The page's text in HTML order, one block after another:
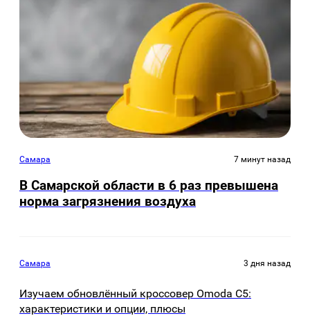
Самара 7 минут назад
В Самарской области в 6 раз превышена
норма загрязнения воздуха
Самара 3 дня назад
Изучаем обновлённый кроссовер Omoda C5:
характеристики и опции, плюсы